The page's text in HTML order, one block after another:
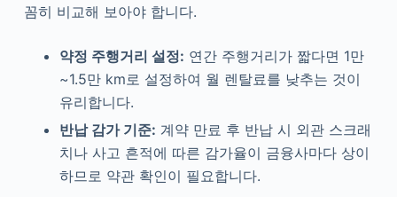
꼼히 비교해 보아야 합니다.
약정 주행거리 설정: 연간 주행거리가 짧다면 1만
~1.5만 km로 설정하여 월 렌탈료를 낮추는 것이
유리합니다.
반납 감가 기준: 계약 만료 후 반납 시 외관 스크래
치나 사고 흔적에 따른 감가율이 금융사마다 상이
하므로 약관 확인이 필요합니다.